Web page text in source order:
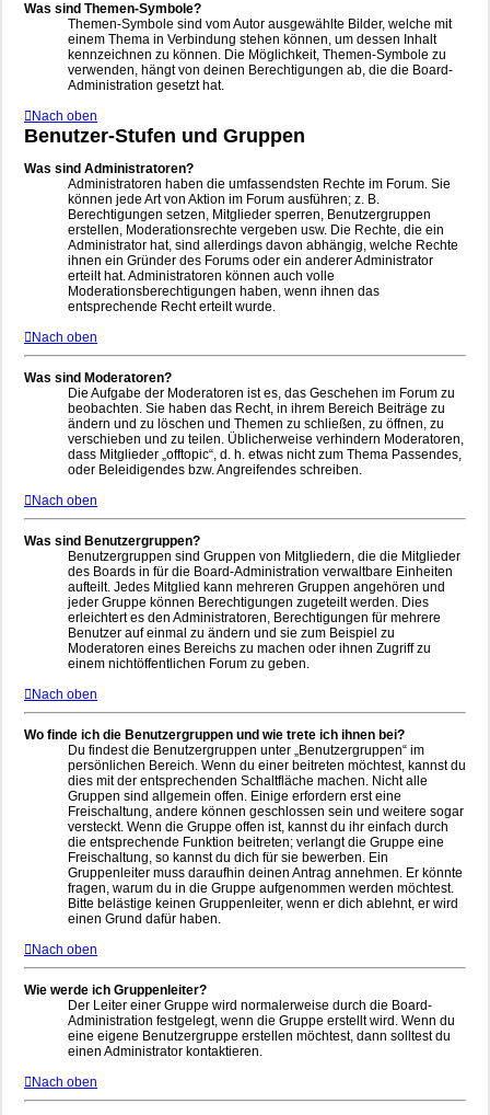
Was sind Themen-Symbole?
Themen-Symbole sind vom Autor ausgewählte Bilder, welche mit
einem Thema in Verbindung stehen können, um dessen Inhalt
kennzeichnen zu können. Die Möglichkeit, Themen-Symbole zu
verwenden, hängt von deinen Berechtigungen ab, die die Board-
Administration gesetzt hat.
Nach oben
Benutzer-Stufen und Gruppen
Was sind Administratoren?
Administratoren haben die umfassendsten Rechte im Forum. Sie
können jede Art von Aktion im Forum ausführen; z. B.
Berechtigungen setzen, Mitglieder sperren, Benutzergruppen
erstellen, Moderationsrechte vergeben usw. Die Rechte, die ein
Administrator hat, sind allerdings davon abhängig, welche Rechte
ihnen ein Gründer des Forums oder ein anderer Administrator
erteilt hat. Administratoren können auch volle
Moderationsberechtigungen haben, wenn ihnen das
entsprechende Recht erteilt wurde.
Nach oben
Was sind Moderatoren?
Die Aufgabe der Moderatoren ist es, das Geschehen im Forum zu
beobachten. Sie haben das Recht, in ihrem Bereich Beiträge zu
ändern und zu löschen und Themen zu schließen, zu öffnen, zu
verschieben und zu teilen. Üblicherweise verhindern Moderatoren,
dass Mitglieder „offtopic“, d. h. etwas nicht zum Thema Passendes,
oder Beleidigendes bzw. Angreifendes schreiben.
Nach oben
Was sind Benutzergruppen?
Benutzergruppen sind Gruppen von Mitgliedern, die die Mitglieder
des Boards in für die Board-Administration verwaltbare Einheiten
aufteilt. Jedes Mitglied kann mehreren Gruppen angehören und
jeder Gruppe können Berechtigungen zugeteilt werden. Dies
erleichtert es den Administratoren, Berechtigungen für mehrere
Benutzer auf einmal zu ändern und sie zum Beispiel zu
Moderatoren eines Bereichs zu machen oder ihnen Zugriff zu
einem nichtöffentlichen Forum zu geben.
Nach oben
Wo finde ich die Benutzergruppen und wie trete ich ihnen bei?
Du findest die Benutzergruppen unter „Benutzergruppen“ im
persönlichen Bereich. Wenn du einer beitreten möchtest, kannst du
dies mit der entsprechenden Schaltfläche machen. Nicht alle
Gruppen sind allgemein offen. Einige erfordern erst eine
Freischaltung, andere können geschlossen sein und weitere sogar
versteckt. Wenn die Gruppe offen ist, kannst du ihr einfach durch
die entsprechende Funktion beitreten; verlangt die Gruppe eine
Freischaltung, so kannst du dich für sie bewerben. Ein
Gruppenleiter muss daraufhin deinen Antrag annehmen. Er könnte
fragen, warum du in die Gruppe aufgenommen werden möchtest.
Bitte belästige keinen Gruppenleiter, wenn er dich ablehnt, er wird
einen Grund dafür haben.
Nach oben
Wie werde ich Gruppenleiter?
Der Leiter einer Gruppe wird normalerweise durch die Board-
Administration festgelegt, wenn die Gruppe erstellt wird. Wenn du
eine eigene Benutzergruppe erstellen möchtest, dann solltest du
einen Administrator kontaktieren.
Nach oben